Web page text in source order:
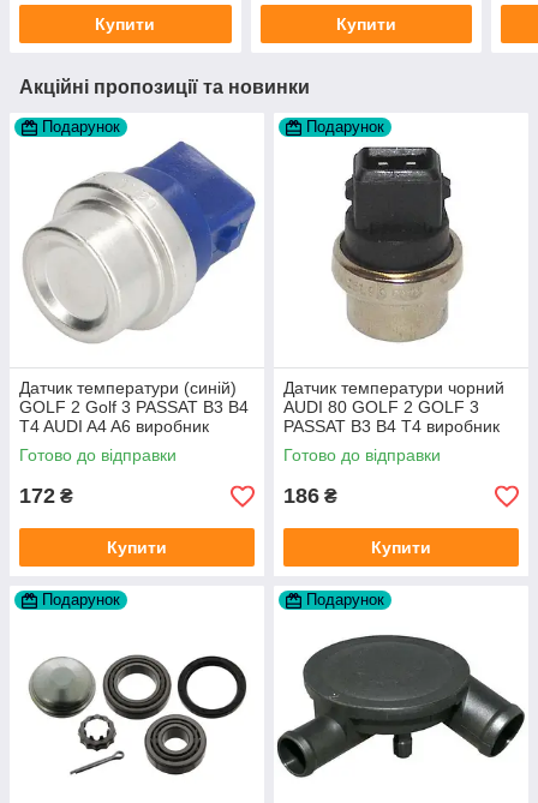
Купити Купити
Акційні пропозиції та новинки
Подарунок
Датчик температури (синій)
GOLF 2 Golf 3 PASSAT B3 B4
T4 AUDI A4 A6 виробник
Topran Німеччина
Готово до відправки
172 ₴
Купити
Подарунок
Датчик температури чорний
AUDI 80 GOLF 2 GOLF 3
PASSAT B3 B4 T4 виробник
TOPRAN Німеччина
Готово до відправки
186 ₴
Купити
Подарунок Подарунок